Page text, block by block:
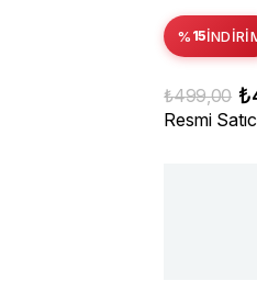
% 15
₺499,00
Resmi